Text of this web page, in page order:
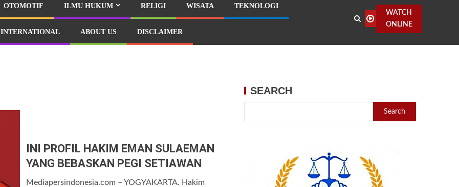
OTOMOTIF ILMU HUKUM RELIGI WISATA TEKNOLOGI
INTERNATIONAL ABOUT US DISCLAIMER
WATCH
ONLINE
INI PROFIL HAKIM EMAN SULAEMAN
YANG BEBASKAN PEGI SETIAWAN
Mediapersindonesia.com – YOGYAKARTA. Hakim
SEARCH
Search